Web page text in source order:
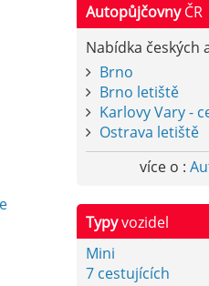
AutopůjčovnyČR
Nabídka českých
Brno
Brno letiště
Karlovy Vary -
Ostrava letiště
více o :
Typyvozidel
Mini
7 cestujících